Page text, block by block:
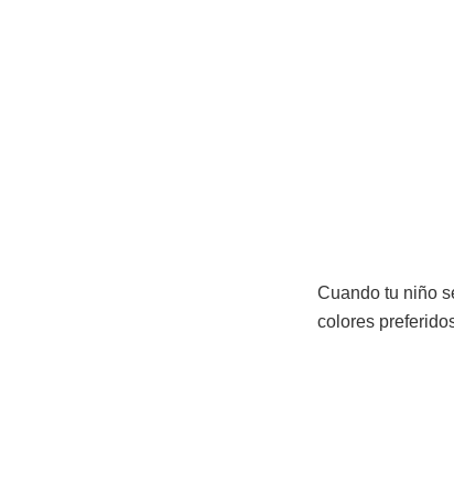
Cuando tu niño
colores